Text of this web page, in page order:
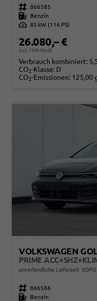
Fahrzeugnr. 866585
Kraftstoff
Benzin
Leistung 85 kW (116 PS)
26.080,– €
incl. 19% MwSt.
Verbrauch kombiniert:
CO2-Klasse: D
CO2-Emissionen: 125,00
VOLKSWAGEN
unverbindliche Lieferzeit:
Fahrzeugnr. 866586
Kraftstoff
Benzin